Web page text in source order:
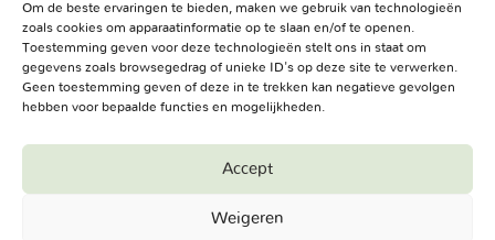
Om de beste ervaringen te bieden, maken we gebruik van technologieën
zoals cookies om apparaatinformatie op te slaan en/of te openen.
Toestemming geven voor deze technologieën stelt ons in staat om
gegevens zoals browsegedrag of unieke ID's op deze site te verwerken.
Geen toestemming geven of deze in te trekken kan negatieve gevolgen
hebben voor bepaalde functies en mogelijkheden.
Accept
Weigeren
Volg ons:
Facebook
Bezoekadres
Haringweg 3A
2975 LB Ottoland
Reserved.